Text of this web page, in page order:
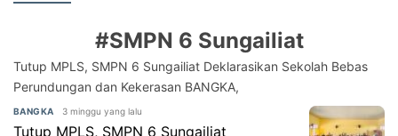
#SMPN 6 Sungailiat
Tutup MPLS, SMPN 6 Sungailiat Deklarasikan Sekolah Bebas
Perundungan dan Kekerasan BANGKA,
BANGKA 3 minggu yang lalu
Tutup MPLS, SMPN 6 Sungailiat